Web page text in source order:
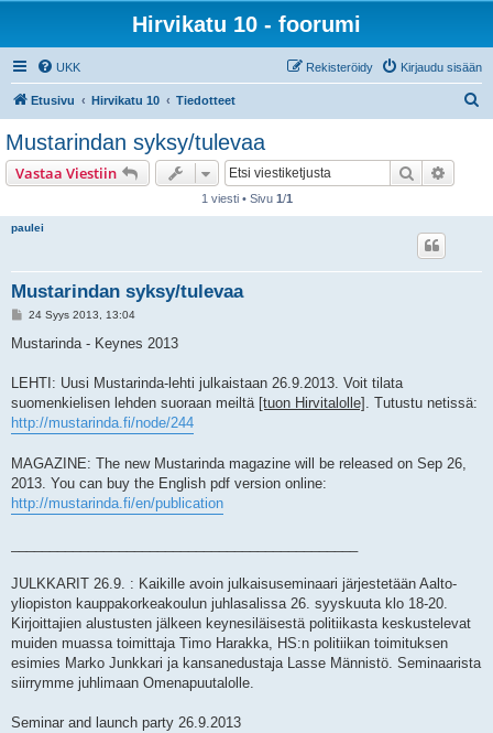
Hirvikatu 10 - foorumi
UKK Kirjaudu sisään
Rekisteröidy
Etusivu Hirvikatu 10 Tiedotteet
Mustarindan syksy/tulevaa
Vastaa Viestiin Etsi
1 viesti • Sivu 1/1
paulei
Mustarindan syksy/tulevaa
V
e
i
24 Syys 2013, 13:04
Mustarinda - Keynes 2013
LEHTI: Uusi Mustarinda-lehti julkaistaan 26.9.2013. Voit tilata
suomenkielisen lehden suoraan meiltä [tuon Hirvitalolle] . Tutustu netissä:
http://mustarinda.fi/node/244
MAGAZINE: The new Mustarinda magazine will be released on Sep 26,
2013. You can buy the English pdf version online:
http://mustarinda.fi/en/publication
JULKKARIT 26.9. : Kaikille avoin julkaisuseminaari järjestetään Aalto-
yliopiston kauppakorkeakoulun juhlasalissa 26. syyskuuta klo 18-20.
Kirjoittajien alustusten jälkeen keynesiläisestä politiikasta keskustelevat
muiden muassa toimittaja Timo Harakka, HS:n politiikan toimituksen
esimies Marko Junkkari ja kansanedustaja Lasse Männistö. Seminaarista
siirrymme juhlimaan Omenapuutalolle.
Seminar and launch party 26.9.2013